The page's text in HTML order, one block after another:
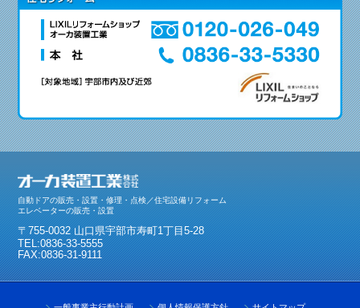
自動ドアの販売・設置・修理・点検／住宅設備リフォーム
エレベーターの販売・設置
〒755-0032 山口県宇部市寿町1丁目5-28
TEL:0836-33-5555
FAX:0836-31-9111